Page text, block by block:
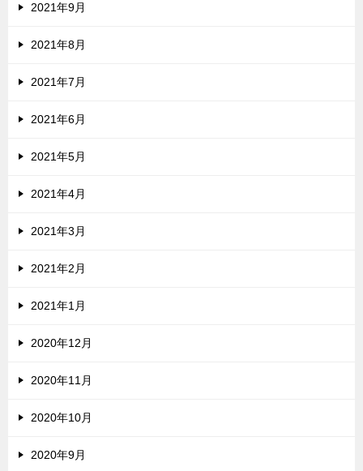
2021年9月
2021年8月
2021年7月
2021年6月
2021年5月
2021年4月
2021年3月
2021年2月
2021年1月
2020年12月
2020年11月
2020年10月
2020年9月